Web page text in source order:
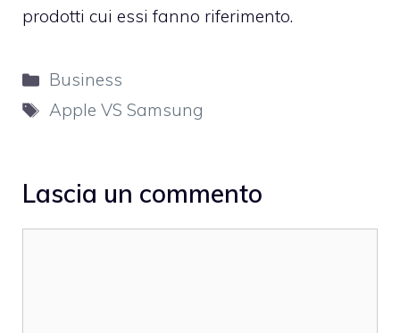
prodotti cui essi fanno riferimento.
Categorie
Business
Tag
Apple VS Samsung
Lascia un commento